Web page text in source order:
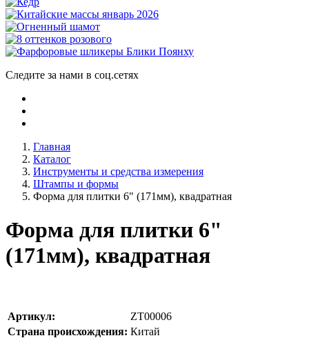
Следите за нами в соц.сетях
Главная
Каталог
Инструменты и средства измерения
Штампы и формы
Форма для плитки 6" (171мм), квадратная
Форма для плитки 6"
(171мм), квадратная
Артикул:
ZT00006
Страна происхождения: Китай